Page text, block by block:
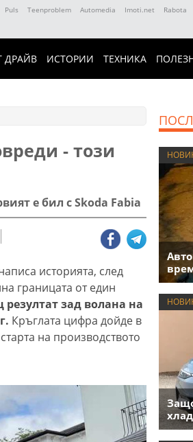
Puls Teenproblem Automedia Imoti.net Rabota
ДРАЙВ ИСТОРИИ ТЕХНИКА
- този
е бил с Skoda Fabia
историята, след
границата от един
зад волана на
Кръглата цифра дойде в
на производството